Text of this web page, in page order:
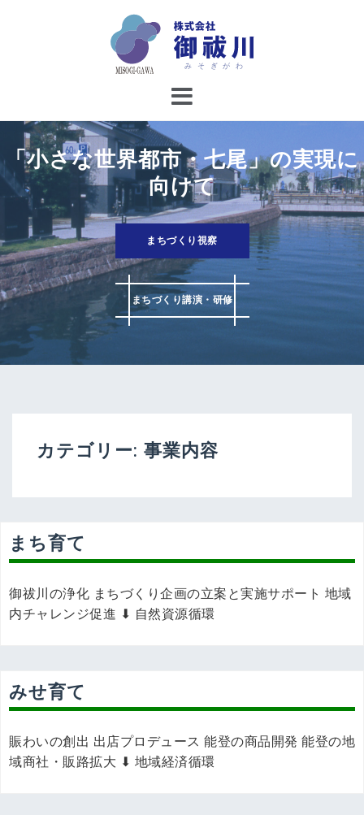
ッ
プ
「小さな世界都市・七尾」の実現に
向けて
まちづくり視察
まちづくり講演・研修
カテゴリー: 事業内容
まち育て
御祓川の浄化 まちづくり企画の立案と実施サポート 地域
内チャレンジ促進 ⬇ 自然資源循環
みせ育て
賑わいの創出 出店プロデュース 能登の商品開発 能登の地
域商社・販路拡大 ⬇ 地域経済循環